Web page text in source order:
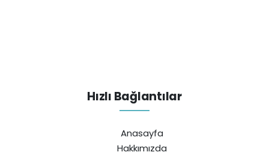
Hızlı Bağlantılar
Anasayfa
Hakkımızda